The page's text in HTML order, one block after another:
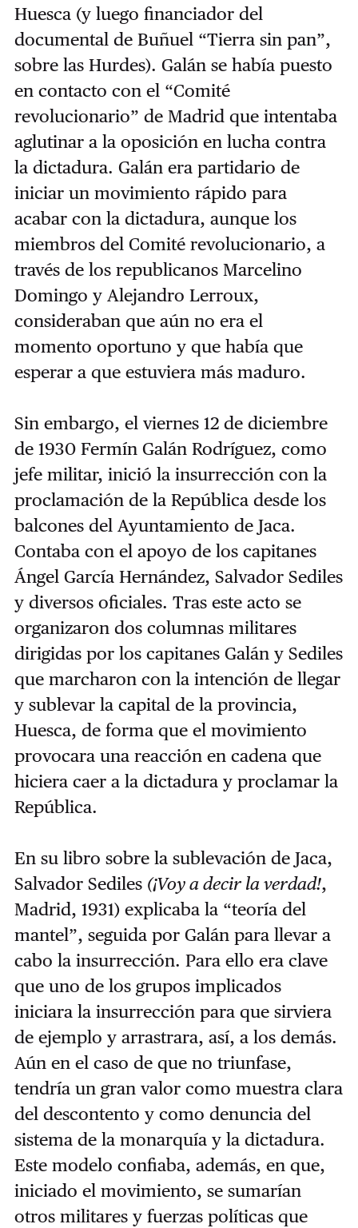
Huesca (y luego financiador del
documental de Buñuel “Tierra sin pan”,
sobre las Hurdes). Galán se había puesto
en contacto con el “Comité
revolucionario” de Madrid que intentaba
aglutinar a la oposición en lucha contra
la dictadura. Galán era partidario de
iniciar un movimiento rápido para
acabar con la dictadura, aunque los
miembros del Comité revolucionario, a
través de los republicanos Marcelino
Domingo y Alejandro Lerroux,
consideraban que aún no era el
momento oportuno y que había que
esperar a que estuviera más maduro.
Sin embargo, el viernes 12 de diciembre
de 1930 Fermín Galán Rodríguez, como
jefe militar, inició la insurrección con la
proclamación de la República desde los
balcones del Ayuntamiento de Jaca.
Contaba con el apoyo de los capitanes
Ángel García Hernández, Salvador Sediles
y diversos oficiales. Tras este acto se
organizaron dos columnas militares
dirigidas por los capitanes Galán y Sediles
que marcharon con la intención de llegar
y sublevar la capital de la provincia,
Huesca, de forma que el movimiento
provocara una reacción en cadena que
hiciera caer a la dictadura y proclamar la
República.
En su libro sobre la sublevación de Jaca,
Salvador Sediles (¡Voy a decir la verdad!,
Madrid, 1931) explicaba la “teoría del
mantel”, seguida por Galán para llevar a
cabo la insurrección. Para ello era clave
que uno de los grupos implicados
iniciara la insurrección para que sirviera
de ejemplo y arrastrara, así, a los demás.
Aún en el caso de que no triunfase,
tendría un gran valor como muestra clara
del descontento y como denuncia del
sistema de la monarquía y la dictadura.
Este modelo confiaba, además, en que,
iniciado el movimiento, se sumarían
otros militares y fuerzas políticas que